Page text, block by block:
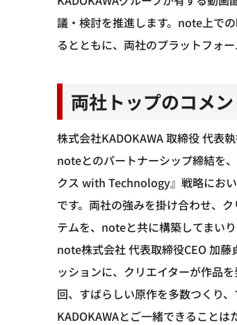
議・検討を推進します。note上で
るとともに、両社のプラットフォ
両社トップのコメン
株式会社KADOKAWA 取締役 代表
noteとのパートナーシップ締結を
クス with Technology』戦略にお
です。両社の強みを掛け合わせ、
テムを、noteと共に構築してまい
note株式会社 代表取締役CEO 加
ッションに、クリエイターが作品
回、すばらしい原作を多数つくり
KADOKAWAとご一緒できること